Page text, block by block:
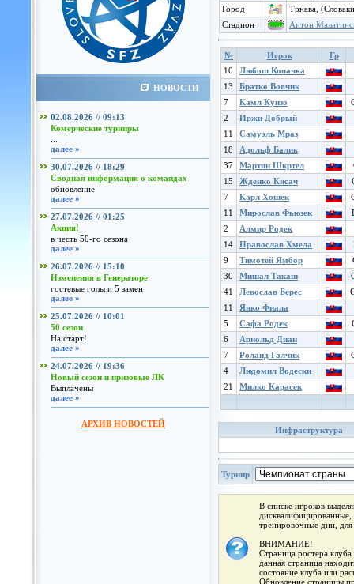
НОВОСТИ
02.08.2026 // 09:13
Комерческие турниры
далее »
30.07.2026 // 18:29
Сводная информация о командах
обновление
далее »
27.07.2026 // 01:25
Акция!
в честь 50-го сезона
далее »
26.07.2026 // 15:10
Изменения в Генераторе
гостевые голы и 5 замен
далее »
25.07.2026 // 10:01
50 сезон
На старт!
далее »
24.07.2026 // 19:36
Новый сезон и призовые ЛК
Выплачены
далее »
АРХИВ НОВОСТЕЙ
Город
Трнава,
Стадион
Антон
№ Игрок
Гр
10
Любош Копачка
13
Братко Вовчик
7
Камл Кунзо
2
Иржи Добрый
11
Самуэль Мраз
18
Адольф Балик
37
Мартин Шкртел
15
Жденко Кисач
7
Карл Хошек
11
Мирослав Фьюзек
2
Алмир Родек
14
Православ Хмела
9
Тимотей Ямбор
30
Мишал Такаш
41
Левослав Берес
11
Янко Фиала
5
Сафа Родек
6
Арнольд Диан
7
Роланд Галчик
4
Людомил Водески
21
Милко Карасек
Инфраструктура
Турнир
В списке игроков
тренировочные дни,
ВНИМАНИЕ!
Страница ростера
данная страница
состояние клуба или
Обновление страницы